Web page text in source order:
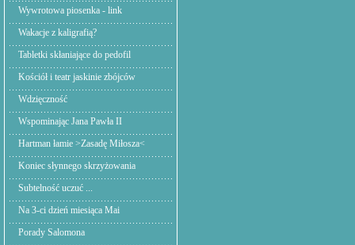
Wywrotowa piosenka - link
Wakacje z kaligrafią?
Tabletki skłaniające do pedofil
Kościół i teatr jaskinie zbójców
Wdzięczność
Wspominając Jana Pawła II
Hartman łamie >Zasadę Miłosza<
Koniec słynnego skrzyżowania
Subtelność uczuć ...
Na 3-ci dzień miesiąca Mai
Porady Salomona